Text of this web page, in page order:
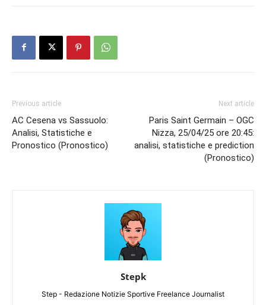
Previous article
AC Cesena vs Sassuolo:
Analisi, Statistiche e
Pronostico (Pronostico)
Next article
Paris Saint Germain – OGC
Nizza, 25/04/25 ore 20:45:
analisi, statistiche e prediction
(Pronostico)
Stepk
Step - Redazione Notizie Sportive Freelance Journalist